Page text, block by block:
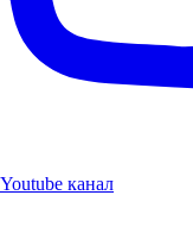
Youtube канал